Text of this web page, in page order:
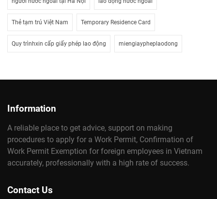
Thẻ tạm trú Việt Nam Temporary Residence Card
Quy trìnhxin cấp giấy phép lao động miengiaypheplaodong
Information
A reliable place to get advice, support on making
procedures to apply for a Work Permit, Confirmation of
Work Permit Exemption for foreign employees in Vietnam
accurately, professionally with a high rate of success.
Contact Us